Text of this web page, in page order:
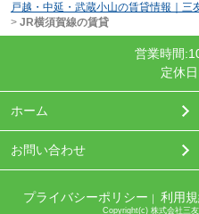
戸越・中延・武蔵小山の賃貸情報｜三
> JR横須賀線の賃貸
営業時間
定休
ホーム
お問い合わせ
プライバシーポリシー 利用
Copyright(c) 株式会社三